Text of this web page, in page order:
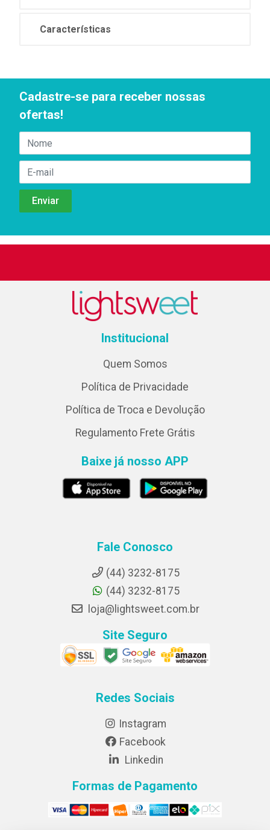
Características
Cadastre-se para receber nossas
ofertas!
Institucional
Quem Somos
Política de Privacidade
Política de Troca e Devolução
Regulamento Frete Grátis
Baixe já nosso APP
Fale Conosco
(44) 3232-8175
(44) 3232-8175
loja@lightsweet.com.br
Site Seguro
Redes Sociais
Instagram
Facebook
Linkedin
Formas de Pagamento